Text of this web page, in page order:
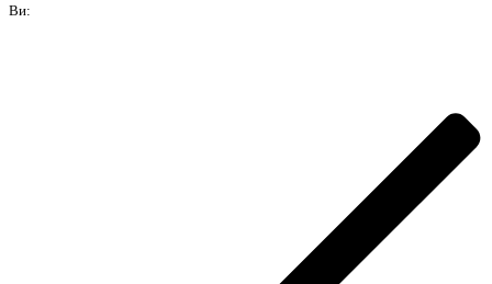
Ви: